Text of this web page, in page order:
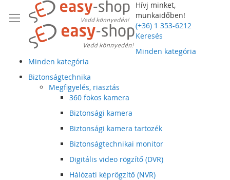
Hívj minket,
munkaidőben!
(+36) 1 353-6212
Keresés
Minden kategória
Minden kategória
Biztonságtechnika
Megfigyelés, riasztás
360 fokos kamera
Biztonsági kamera
Biztonsági kamera tartozék
Biztonságtechnikai monitor
Digitális video rögzítő (DVR)
Hálózati képrögzítő (NVR)